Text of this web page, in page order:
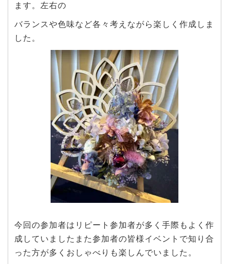
ます。左右の
バランスや色味など各々考えながら楽しく作成しま
した。
今回の参加者はリピート参加者が多く手際もよく作
成していましたまた参加者の皆様イベントで知り合
った方が多くおしゃべりも楽しんでいました。